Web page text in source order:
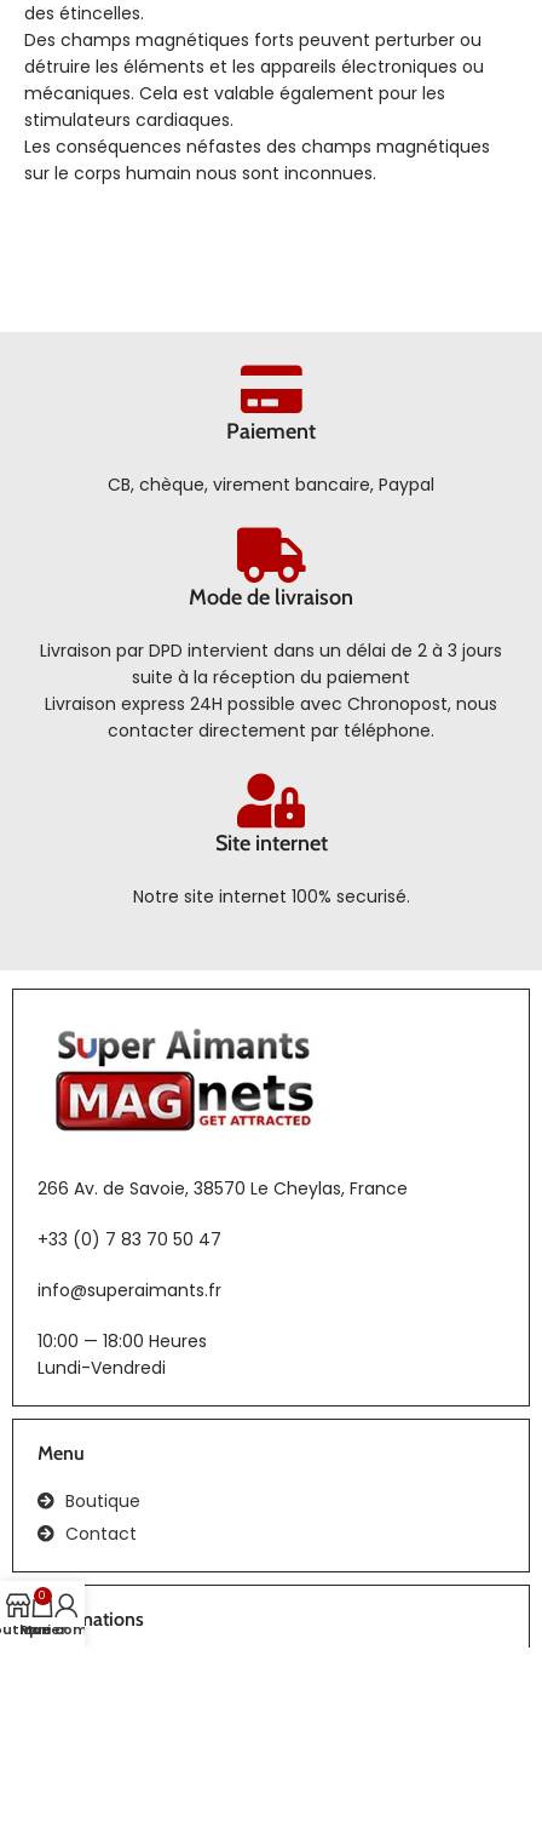
des étincelles.
Des champs magnétiques forts peuvent perturber ou
détruire les éléments et les appareils électroniques ou
mécaniques. Cela est valable également pour les
stimulateurs cardiaques.
Les conséquences néfastes des champs magnétiques
sur le corps humain nous sont inconnues.
Paiement
CB, chèque, virement bancaire, Paypal
Mode de livraison
Livraison par DPD intervient dans un délai de 2 à 3 jours
suite à la réception du paiement
Livraison express 24H possible avec Chronopost, nous
contacter directement par téléphone.
Site internet
Notre site internet 100% securisé.
266 Av. de Savoie, 38570 Le Cheylas, France
+33 (0) 7 83 70 50 47
info@superaimants.fr
10:00 — 18:00 Heures
Lundi-Vendredi
Menu
Boutique
Contact
Informations
0
Panier
Mon compte